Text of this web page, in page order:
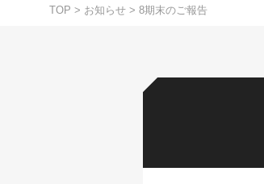
TOP > お知らせ> 8期末のご報告